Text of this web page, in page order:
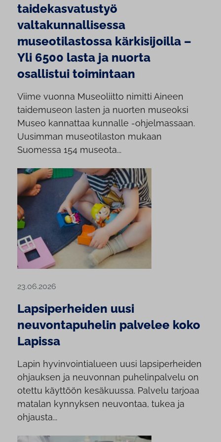
taidekasvatustyö
valtakunnallisessa
museotilastossa kärkisijoilla –
Yli 6500 lasta ja nuorta
osallistui toimintaan
Viime vuonna Museoliitto nimitti Aineen
taidemuseon lasten ja nuorten museoksi
Museo kannattaa kunnalle -ohjelmassaan.
Uusimman museotilaston mukaan
Suomessa 154 museota...
23.06.2026
Lapsiperheiden uusi
neuvontapuhelin palvelee koko
Lapissa
Lapin hyvinvointialueen uusi lapsiperheiden
ohjauksen ja neuvonnan puhelinpalvelu on
otettu käyttöön kesäkuussa. Palvelu tarjoaa
matalan kynnyksen neuvontaa, tukea ja
ohjausta...